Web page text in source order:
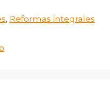
, Reformas integrales